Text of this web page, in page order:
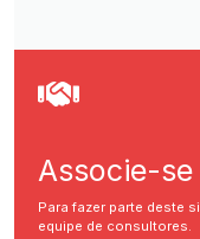
Associe-se
Para fazer parte deste
equipe de consultores.